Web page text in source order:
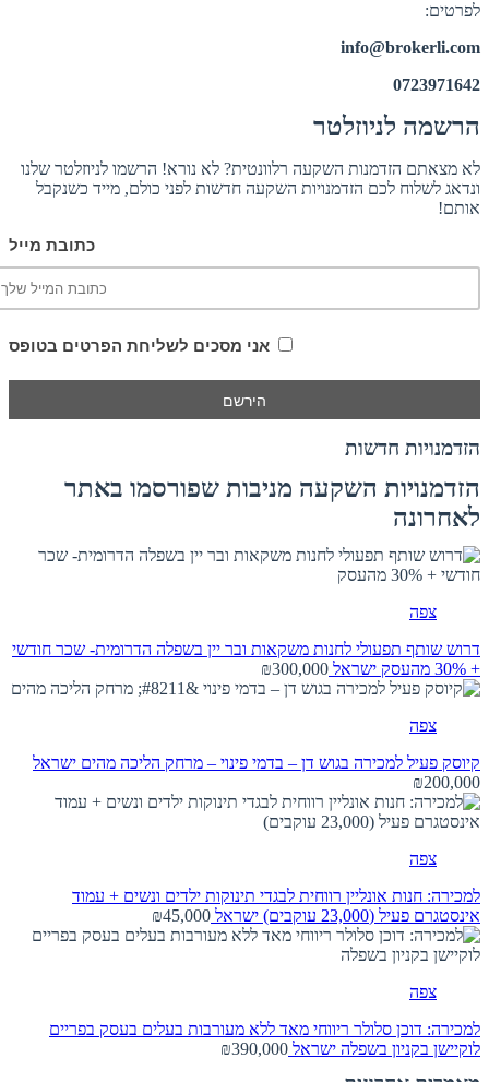
לפרטים:
info@brokerli.com
0723971642
הרשמה לניוזלטר
לא מצאתם הזדמנות השקעה רלוונטית? לא נורא! הרשמו לניוזלטר שלנו
ונדאג לשלוח לכם הזדמנויות השקעה חדשות לפני כולם, מייד כשנקבל
אותם!
כתובת מייל
אני מסכים לשליחת הפרטים בטופס
הזדמנויות חדשות
הזדמנויות השקעה מניבות שפורסמו באתר
לאחרונה
צפה
דרוש שותף תפעולי לחנות משקאות ובר יין בשפלה הדרומית- שכר חודשי
+ 30% מהעסק
ישראל ₪300,000
צפה
קיוסק פעיל למכירה בגוש דן – בדמי פינוי – מרחק הליכה מהים ישראל
₪200,000
צפה
למכירה: חנות אונליין רווחית לבגדי תינוקות ילדים ונשים + עמוד
אינסטגרם פעיל (23,000 עוקבים)
ישראל ₪45,000
צפה
למכירה: דוכן סלולר ריווחי מאד ללא מעורבות בעלים בעסק בפריים
לוקיישן בקניון בשפלה ישראל ₪390,000